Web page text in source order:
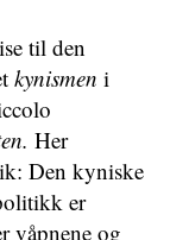
til den
kynismen i
Her
Den kyniske
er
våpnene og